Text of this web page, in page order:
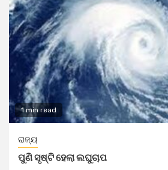
1 min read
ରାଜ୍ୟ
ପୁଣି ସୃଷ୍ଟି ହେଲା ଲଘୁଚାପ